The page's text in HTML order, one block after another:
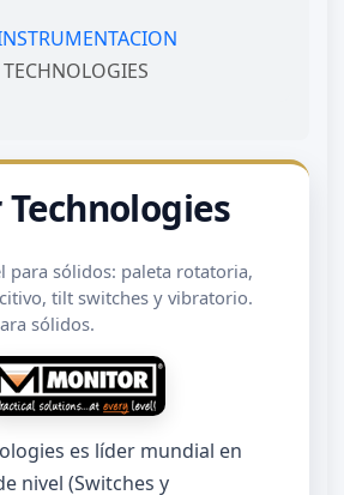
para sólidos: paleta rotatoria,
tilt switches y vibratorio.
sólidos.
es líder mundial en
nivel (Switches y